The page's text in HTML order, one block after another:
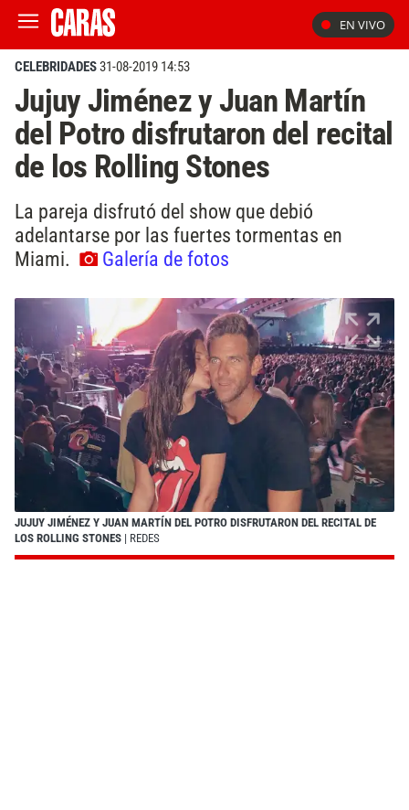
EN VIVO
CELEBRIDADES31-08-2019 14:53
Jujuy Jiménez y Juan Martín
del Potro disfrutaron del recital
de los Rolling Stones
La pareja disfrutó del show que debió
adelantarse por las fuertes tormentas en
Miami.
Galería de fotos
JUJUY JIMÉNEZ Y JUAN MARTÍN DEL POTRO DISFRUTARON DEL RECITAL DE
LOS ROLLING STONES | REDES